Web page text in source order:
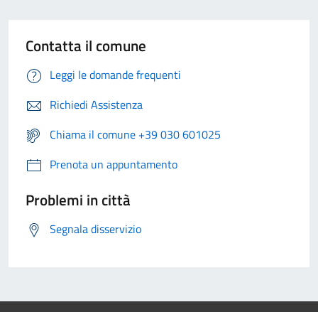
Contatta il comune
Leggi le domande frequenti
Richiedi Assistenza
Chiama il comune +39 030 601025
Prenota un appuntamento
Problemi in città
Segnala disservizio